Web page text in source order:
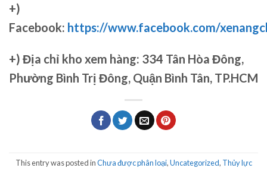
+)
Facebook: https://www.facebook.com/
+) Địa chỉ kho xem hàng: 334 Tân Hòa Đông,
Phường Bình Trị Đông, Quận Bình Tân, TP.HCM
This entry was posted inChưa được phân loại,Uncategorized, Thủy lực